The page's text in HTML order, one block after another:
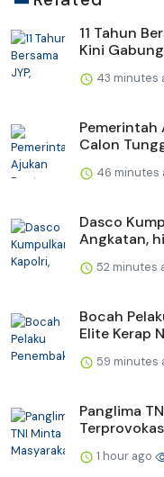
11 Tahun
Kini
43 minutes
Pemerintah
Calon
46 minutes
Dasco
Angkatan,
52 minutes
Bocah
Elite Kerap
59 minutes
Panglima
1 hour ago